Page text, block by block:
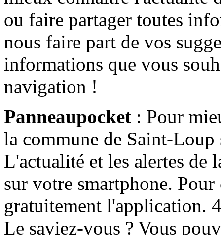
ou faire partager toutes
nous faire part de vos
informations que vous
navigation !
Panneaupocket : Pour
la commune de Saint-Loup
L'actualité et les alertes de
sur votre smartphone.
gratuitement l'application.
Le saviez-vous ? Vous